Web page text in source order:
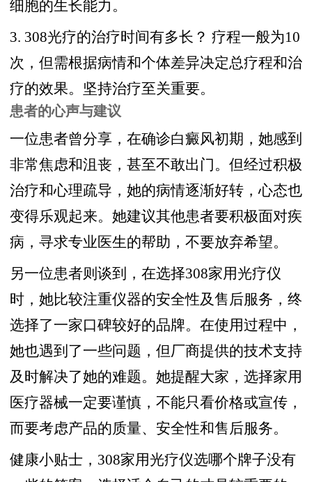
细胞的生长能力。
3. 308光疗的治疗时间有多长？ 疗程一般为10
次，但需根据病情和个体差异决定总疗程和治
疗的效果。坚持治疗至关重要。
患者的心声与建议
一位患者曾分享，在确诊白癜风初期，她感到
非常焦虑和沮丧，甚至不敢出门。但经过积极
治疗和心理疏导，她的病情逐渐好转，心态也
变得乐观起来。她建议其他患者要积极面对疾
病，寻求专业医生的帮助，不要放弃希望。
另一位患者则谈到，在选择308家用光疗仪
时，她比较注重仪器的安全性及售后服务，终
选择了一家口碑较好的品牌。在使用过程中，
她也遇到了一些问题，但厂商提供的技术支持
及时解决了她的难题。她提醒大家，选择家用
医疗器械一定要谨慎，不能只看价格或宣传，
而要考虑产品的质量、安全性和售后服务。
健康小贴士，308家用光疗仪选哪个牌子没有